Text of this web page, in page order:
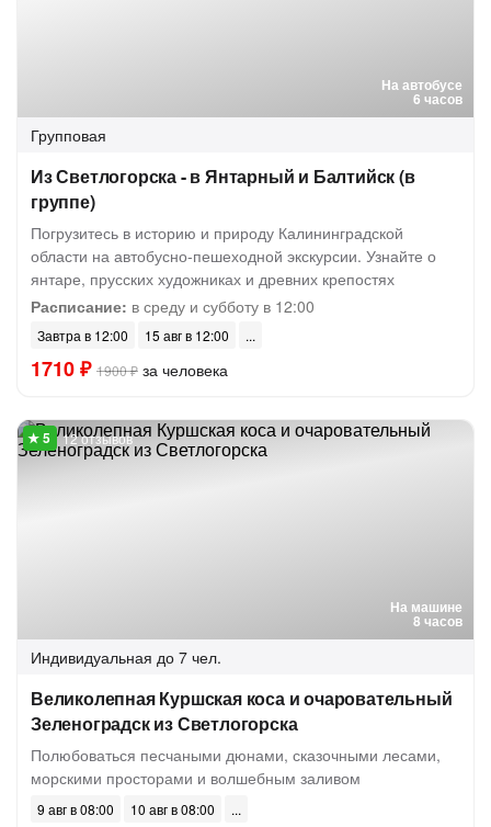
На автобусе
6 часов
Групповая
Из Светлогорска - в Янтарный и Балтийск (в
группе)
Погрузитесь в историю и природу Калининградской
области на автобусно-пешеходной экскурсии. Узнайте о
янтаре, прусских художниках и древних крепостях
Расписание: в среду и субботу в 12:00
Завтра в 12:00 15 авг в 12:00
1710 ₽ 1900 ₽ за человека
На машине
8 часов
12 отзывов
Индивидуальная до 7 чел.
Великолепная Куршская коса и очаровательный
Зеленоградск из Светлогорска
Полюбоваться песчаными дюнами, сказочными лесами,
морскими просторами и волшебным заливом
9 авг в 08:00
10 авг в 08:00